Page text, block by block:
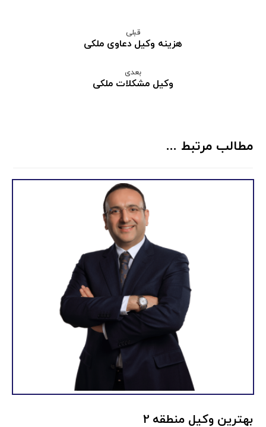
قبلی
هزینه وکیل دعاوی ملکی
بعدی
وکیل مشکلات ملکی
مطالب مرتبط ...
بهترین وکیل منطقه 2